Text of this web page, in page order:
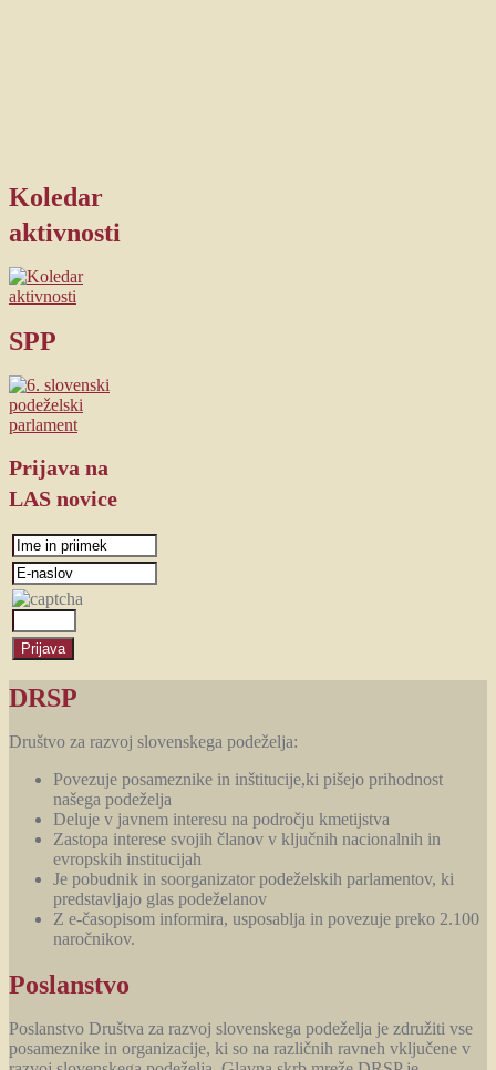
Koledar
aktivnosti
SPP
Prijava na
LAS novice
DRSP
Društvo za razvoj slovenskega podeželja:
Povezuje posameznike in inštitucije,ki pišejo prihodnost
našega podeželja
Deluje v javnem interesu na področju kmetijstva
Zastopa interese svojih članov v ključnih nacionalnih in
evropskih institucijah
Je pobudnik in soorganizator podeželskih parlamentov, ki
predstavljajo glas podeželanov
Z e-časopisom informira, usposablja in povezuje preko 2.100
naročnikov.
Poslanstvo
Poslanstvo Društva za razvoj slovenskega podeželja je združiti vse
posameznike in organizacije, ki so na različnih ravneh vključene v